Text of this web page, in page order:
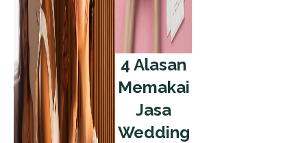
4 Alasan
Memakai
Jasa
Wedding